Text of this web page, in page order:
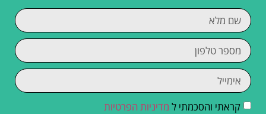
קראתי והסכמתי ל מדיניות הפרטיות